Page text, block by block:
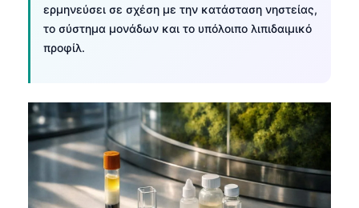
ερμηνεύσει σε σχέση με την κατάσταση νηστείας,
το σύστημα μονάδων και το υπόλοιπο λιπιδαιμικό
προφίλ.